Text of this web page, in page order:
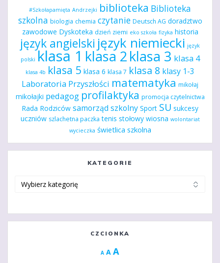
#Szkołapamięta Andrzejki biblioteka Biblioteka
szkolna biologia chemia czytanie Deutsch AG doradztwo
zawodowe Dyskoteka dzień ziemi eko szkoła fizyka historia
język angielski język niemiecki język
polski klasa 1 klasa 2klasa 3 klasa 4
klasa 4b klasa 5 klasa 6 klasa 7 klasa 8 klasy 1-3
Laboratoria Przyszłości matematyka mikołaj
mikołajki pedagog profilaktyka promocja czytelnictwa
Rada Rodziców samorząd szkolny Sport SU sukcesy
uczniów szlachetna paczka tenis stołowy wiosna wolontariat
wycieczka świetlica szkolna
KATEGORIE
CZCIONKA
A Decrease
A Reset
A